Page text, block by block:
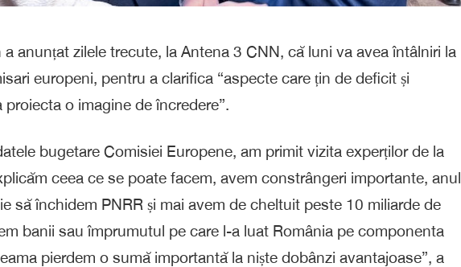
a anunțat zilele trecute, la Antena 3 CNN, că luni va avea întâlniri la
europeni, pentru a clarifica “aspecte care țin de deficit și
o imagine de încredere”.
bugetare Comisiei Europene, am primit vizita experților de la
ceea ce se poate facem, avem constrângeri importante, anul
să închidem PNRR și mai avem de cheltuit peste 10 miliarde de
banii sau împrumutul pe care l-a luat România pe componenta
pierdem o sumă importantă la niște dobânzi avantajoase”, a